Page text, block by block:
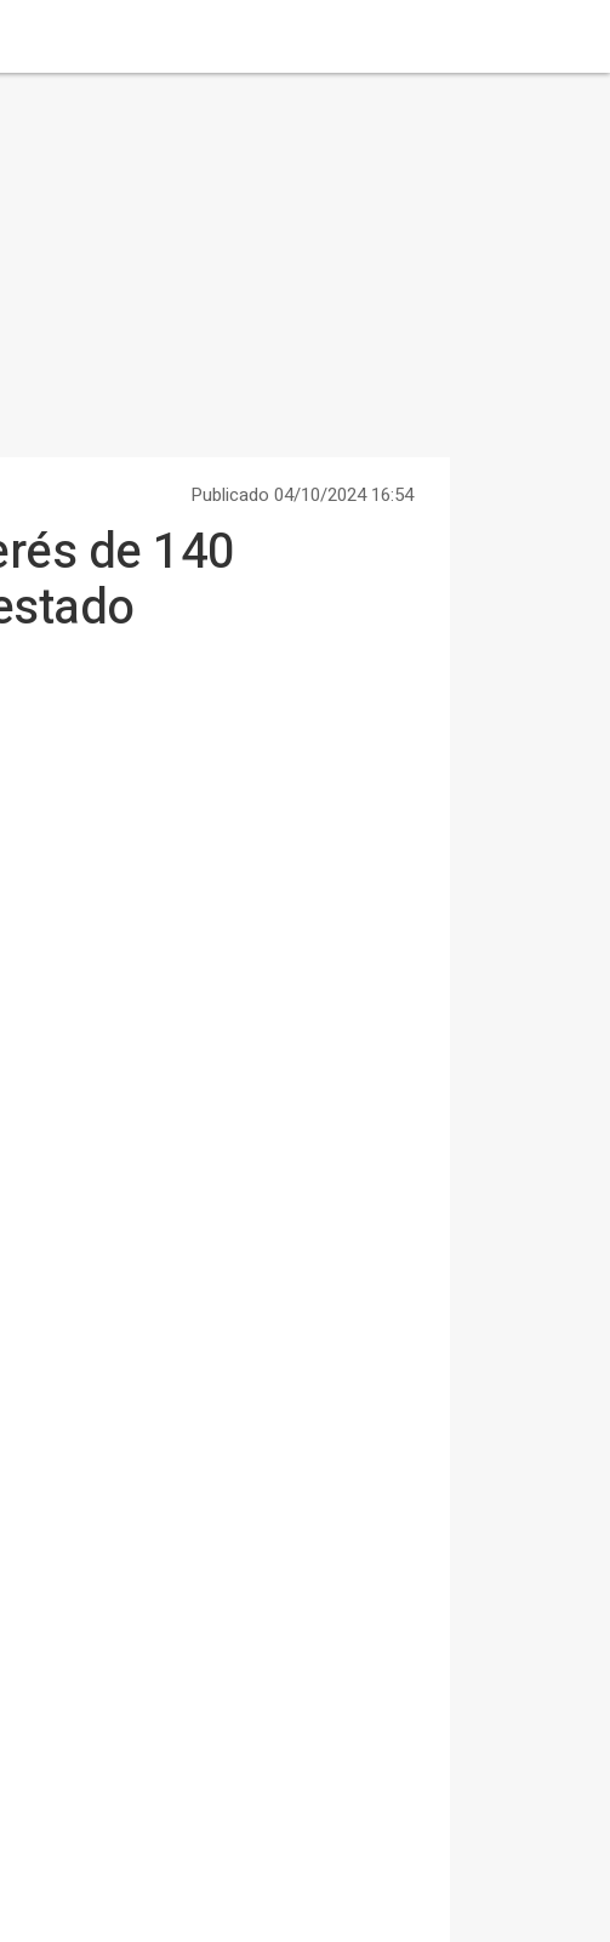
Publicado 04/10/2024 16:54
de 140